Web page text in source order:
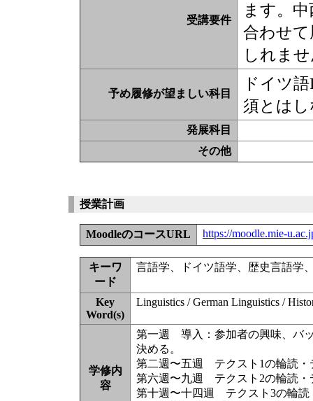
受講要件
ます。
合わせ
しれま
予め履修が望ましい科目
ドイツ
須とは
発展科目
その他
授業計画
MoodleのコースURL https://moodle.mie-
キーワ
ード
言語学、ドイツ語学、歴史言語学
Key
Word(s)
Linguistics / German Linguistics /
学修内
容
第一週 導入：参加者の興味、バ
決める。
第二週〜五週 テクスト1の輪読・
第六週〜九週 テクスト2の輪読・
第十週〜十四週 テクスト3の輪読